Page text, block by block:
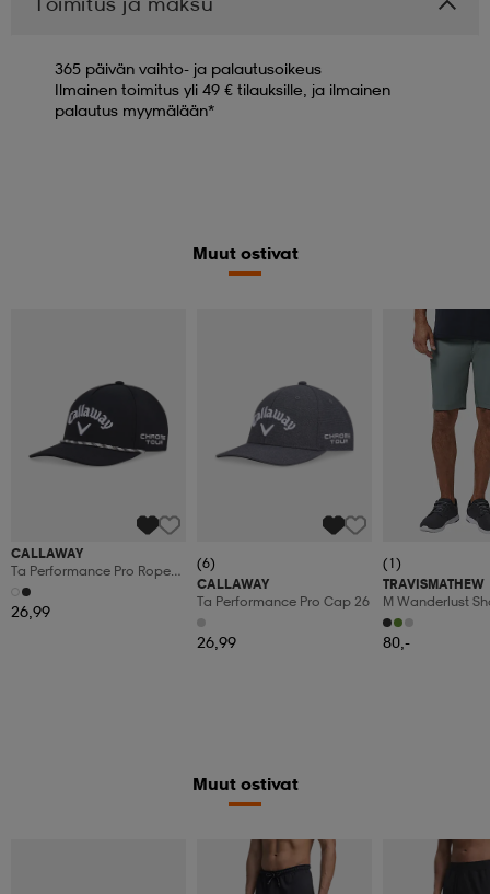
365 päivän vaihto- ja palautusoikeus
Ilmainen toimitus yli 49 € tilauksille, ja ilmainen
palautus myymälään*
Muut ostivat
CALLAWAY
Ta Performance Pro Rope
Cap 26
26,99
(6)
CALLAWAY
Ta Performance Pro Cap 26
26,99
(1)
TRAVISMATHEW
M Wanderlust
80,-
Muut ostivat